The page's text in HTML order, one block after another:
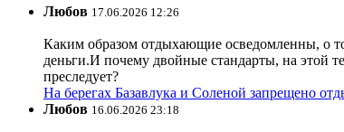
Любов 17.06.2026 12:26
Каким образом отдыхающие осведомленны, о
деньги.И почему двойные стандарты, на этой
преследует?
На берегах Базавлука и Соленой запрещено
Любов 16.06.2026 23:18